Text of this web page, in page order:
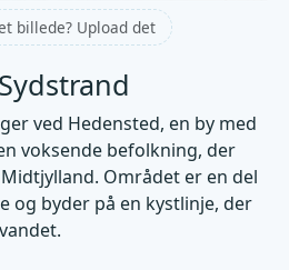
billede? Upload det
ved Hedensted, en by med
voksende befolkning, der
Området er en del
og byder på en kystlinje, der